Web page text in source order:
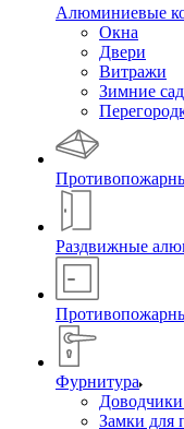
Алюминиевые
Окна
Двери
Витражи
Зимние
Раздвижные
Фурнитура
Замки для